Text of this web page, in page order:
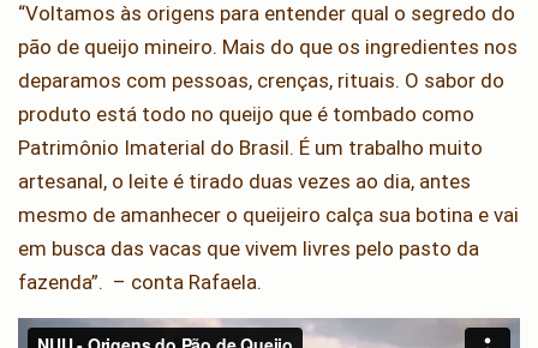
“Voltamos às origens para entender qual o segredo do
pão de queijo mineiro. Mais do que os ingredientes nos
deparamos com pessoas, crenças, rituais. O sabor do
produto está todo no queijo que é tombado como
Patrimônio Imaterial do Brasil. É um trabalho muito
artesanal, o leite é tirado duas vezes ao dia, antes
mesmo de amanhecer o queijeiro calça sua botina e vai
em busca das vacas que vivem livres pelo pasto da
fazenda”. – conta Rafaela.